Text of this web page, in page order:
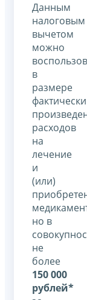
Данным
налоговым
вычетом
можно
в
размере
фактически
расходов
на
лечение
и
(или)
но в
не
более
150 000
рублей*